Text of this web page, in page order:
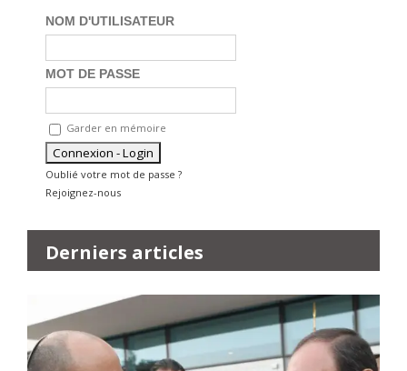
NOM D'UTILISATEUR
MOT DE PASSE
Garder en mémoire
Oublié votre mot de passe ?
Rejoignez-nous
Derniers articles